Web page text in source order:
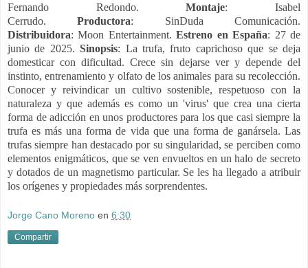
Fernando Redondo.Montaje:Isabel
Cerrudo.Productora: SinDuda Comunicación.
Distribuidora:Moon Entertainment.Estreno en España: 27 de
junio de 2025.Sinopsis: La trufa, fruto caprichoso que se deja
domesticar con dificultad. Crece sin dejarse ver y depende del
instinto, entrenamiento y olfato de los animales para su recolección.
Conocer y reivindicar un cultivo sostenible, respetuoso con la
naturaleza y que además es como un 'virus' que crea una cierta
forma de adicción en unos productores para los que casi siempre la
trufa es más una forma de vida que una forma de ganársela. Las
trufas siempre han destacado por su singularidad, se perciben como
elementos enigmáticos, que se ven envueltos en un halo de secreto
y dotados de un magnetismo particular. Se les ha llegado a atribuir
los orígenes y propiedades más sorprendentes.
Jorge Cano Moreno en 6:30
Compartir